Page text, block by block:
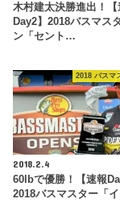
木村建太決勝進出！【
Day2】2018バスマス
ン「セント…
2018 バスマ
2018.2.4
60lbで優勝！【速報
2018バスマスター「